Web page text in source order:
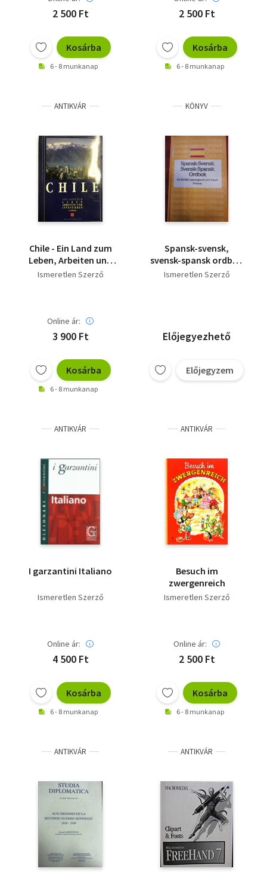
2 500 Ft
Kosárba
6 - 8 munkanap
2 500 Ft
Kosárba
6 - 8 munkanap
ANTIKVÁR
Chile - Ein Land zum
Leben, Arbeiten und
Investieren
Ismeretlen Szerző
Online ár:
3 900 Ft
Kosárba
6 - 8 munkanap
KÖNYV
Spansk-svensk,
svensk-spansk ordbok
: [ca 45000
Ismeretlen Szerző
Előjegyezhető
Előjegyzem
ANTIKVÁR
I garzantini Italiano
Ismeretlen Szerző
Online ár:
4 500 Ft
Kosárba
6 - 8 munkanap
ANTIKVÁR
Besuch im
zwergenreich
Ismeretlen Szerző
Online ár:
2 500 Ft
Kosárba
6 - 8 munkanap
ANTIKVÁR ANTIKVÁR